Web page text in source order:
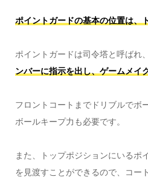
ポイントガードの基本の位置は、
ポイントガードは司令塔と呼ばれ、
ンバーに指示を出し、ゲームメイ
フロントコートまでドリブルでボ
ボールキープ力も必要です。
また、トップポジションにいるポ
を見渡すことができるので、コー